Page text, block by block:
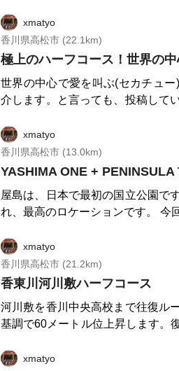
スタートできますが、一番のオス
みの」からのスタート。天然温泉
後の疲れた体を癒せます。 コースは逆回りしても良いです。逆回
りはお遍路では「逆打ち」と呼び
利益があると信じられています。 コースはやや難解ですが、お遍
ません。 ご朱印を集めたり讃岐うどんを食べたりしながらゆるラ
ンで行くのも良し、瀬戸内の空気
のも良し、素晴らしい体験があなたを
━━━━━━ コース詳細（全29.5km） ━━━━━━━━━━━
スタート「道の駅ふれあいパークみの」 ↓ 約
0段の石段ラン） ↓ 第71番札所「弥谷寺」 ↓ 約3.8k
約0.4km（坂道ダッシュ） ↓ 第73番札所「出釈迦寺」
↓ 約2.8km（瀬戸大橋も見える！） ↓ 第74番札所「甲山
寺」 ↓ 約2.0km（仙遊寺経由） ↓ 第75番札所「善通
「金倉寺」 ↓ 約4.8km（JR多度津駅経由） ↓ 第77番
札所「道隆寺」 ↓ 約10.9km（仏母院、海岸寺経由）
なら片道約18kmです。 ▼こんな人にオススメ ・お遍路、寺社巡
が、今回は高松駅で下車して、直
て、荷物をロッカーにin。早速走り出しまし
んぴらさん」金刀比羅宮奥社まで行きまし
で、高松21:26発東京行きのサンラ
り出して7キロ位の所に「桃太郎
気づくでしょう！岡山だけじゃな
す。 さらに5キロ進むと80番札所の国分寺が見えて来ます。凄く
素敵なお寺なので是非お立ち寄り
ンビニや薬局があるので休憩しても良い
と、綾川水系の北条池や讃留霊王
との間の第五王子の建貝児王（た
墓石を見る事が出来ます。探してみてくださ
と、山岳信仰の起源とされる中寺
た「まんのう池」などの情報がバ
この辺りを訪問する際には、レオ
任せろ)に宿泊される事をお勧めします。 まんのう湖
士、前方に象頭山が見えるでしょう。 土器川を超えるともう
xmatyo
香川県高松市 (22.1km)
極上のハーフコース！世界の
世界の中心で愛を叫ぶ(セカチュ
介します。と言っても、投稿して
ルートを走れば、叫びたくなるくら
デン六万寺駅からスタートして目
す。すぐに右手に八栗ケーブルと
ても良いでしょう！ 走り初めの2キロは、右側に八栗(85番札
所)、左側に屋島(84番札所)が見え
走ってると、菩提寺の墓石🪦に錦
かは、「良い家」「良い車」「良
どうぞ〜 墓石の見学が終わった頃、左側に「あじ温泉♨️」、右側
に森繁久彌さんの別邸があったと
最北端の竹居観音岬を通過する頃
半島一周しても良いかもしれませ
販機が点在します。 しばらくアップダウンの続く丘を走り、起伏
xmatyo
香川県高松市 (13.0km)
YASHIMA ONE + PENINSULA
屋島は、日本で最初の国立公園で
れ、最高のロケーションです。 今
走った軌跡を見るとクルッとテー
コースとなってます。このコース
屋島の先端(長崎の鼻)に向かうルートを
い。長崎の鼻から本線に合流する
登坂できる登山口への分岐点があ
す。
xmatyo
香川県高松市 (21.2km)
香東川河川敷ハーフコース
河川敷を香川中央高校まで往復ル
基調で60メートル位上昇します。
xmatyo